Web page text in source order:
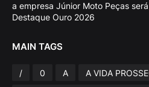
a empresa Júnior Moto Peças
Destaque Ouro 2026
MAIN TAGS
/ 0 A
A VIDA